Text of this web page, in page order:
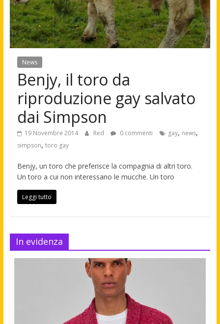
News
Benjy, il toro da
riproduzione gay salvato
dai Simpson
19 Novembre 2014 Red 0 commenti gay, news,
simpson, toro gay
Benjy, un toro che preferisce la compagnia di altri toro.
Un toro a cui non interessano le mucche. Un toro
Leggi tutto
In evidenza